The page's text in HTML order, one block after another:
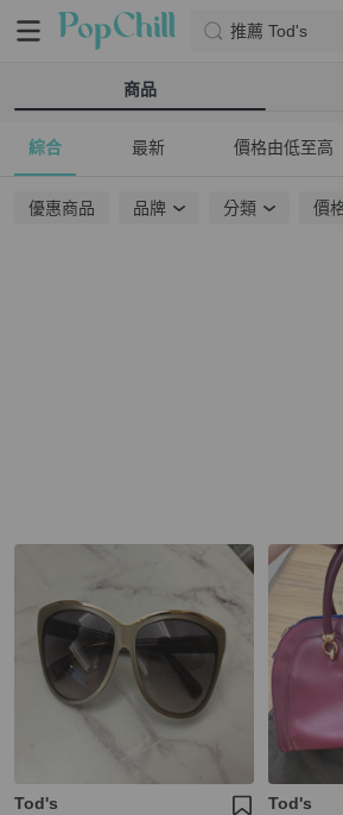
推薦 Tod's
商品
綜合 最新 價格由低至高
優惠商品 品牌 分類 價
Tod's Tod's